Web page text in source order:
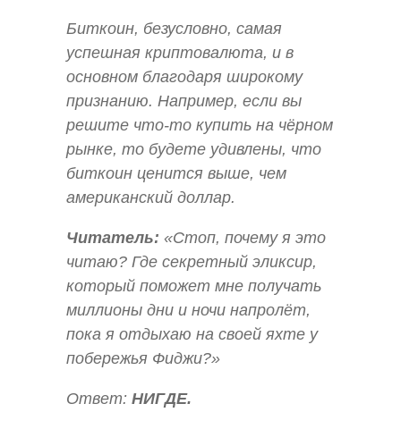
Биткоин, безусловно, самая
успешная криптовалюта, и в
основном благодаря широкому
признанию. Например, если вы
решите что-то купить на чёрном
рынке, то будете удивлены, что
биткоин ценится выше, чем
американский доллар.
Читатель: «Стоп, почему я это
читаю? Где секретный эликсир,
который поможет мне получать
миллионы дни и ночи напролёт,
пока я отдыхаю на своей яхте у
побережья Фиджи?»
Ответ: НИГДЕ.